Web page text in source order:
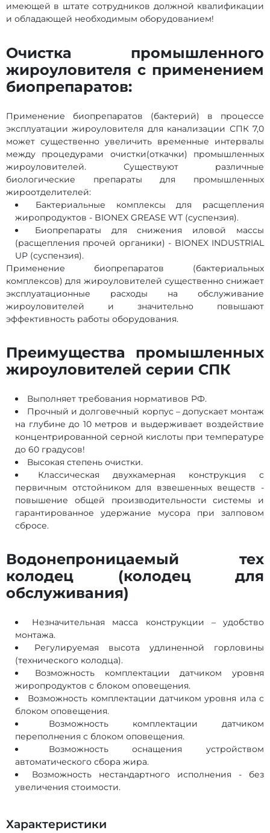
имеющей в штате сотрудников должной квалификации
и обладающей необходимым оборудованием!
Очистка промышленного
жироуловителя с применением
биопрепаратов:
Применение биопрепаратов (бактерий) в процессе
эксплуатации жироуловителя для канализации СПК 7,0
может существенно увеличить временные интервалы
между процедурами очистки(откачки) промышленных
жироуловителей. Существуют различные
биологические препараты для промышленных
жироотделителей:
Бактериальные комплексы для расщепления
жиропродуктов - BIONEX GREASE WT (суспензия).
Биопрепараты для снижения иловой массы
(расщепления прочей органики) - BIONEX INDUSTRIAL
UP (суспензия).
Применение биопрепаратов (бактериальных
комплексов) для жироуловителей существенно снижает
эксплуатационные расходы на обслуживание
жироуловителей и значительно повышают
эффективность работы оборудования.
Преимущества промышленных
жироуловителей серии СПК
Выполняет требования нормативов РФ.
Прочный и долговечный корпус – допускает монтаж
на глубине до 10 метров и выдерживает воздействие
концентрированной серной кислоты при температуре
до 60 градусов!
Высокая степень очистки.
Классическая двухкамерная конструкция с
первичным отстойником для взвешенных веществ -
повышение общей производительности системы и
гарантированное удержание мусора при залповом
сбросе.
Водонепроницаемый тех
колодец (колодец для
обслуживания)
Незначительная масса конструкции – удобство
монтажа.
Регулируемая высота удлиненной горловины
(технического колодца).
Возможность комплектации датчиком уровня
жиропродуктов с блоком оповещения.
Возможность комплектации датчиком уровня ила с
блоком оповещения.
Возможность комплектации датчиком
переполнения с блоком оповещения.
Возможность оснащения устройством
автоматического сбора жира.
Возможность нестандартного исполнения - без
увеличения стоимости.
Характеристики